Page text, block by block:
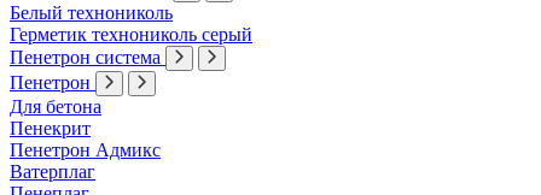
Белый технониколь
Герметик технониколь серый
Пенетрон система
Пенетрон
Для бетона
Пенекрит
Пенетрон Адмикс
Ватерплаг